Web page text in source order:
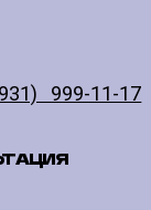
999-11-17